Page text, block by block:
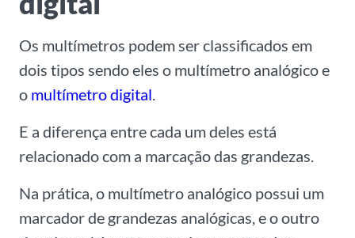
Os multímetros podem ser classificados em
dois tipos sendo eles o multímetro analógico e
o multímetro digital.
E a diferença entre cada um deles está
relacionado com a marcação das grandezas.
Na prática, o multímetro analógico possui um
marcador de grandezas analógicas, e o outro